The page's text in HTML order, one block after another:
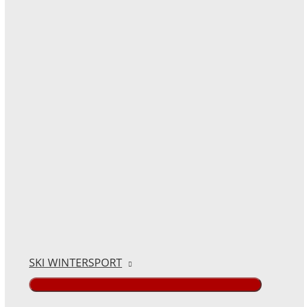
SKI WINTERSPORT